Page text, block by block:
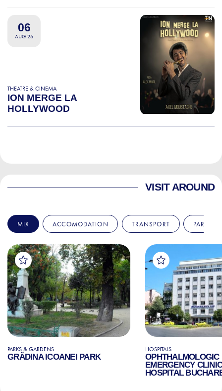
06
AUG 26
THEATRE & CINEMA
ION MERGE LA
HOLLYWOOD
VISIT AROUND
MIX ACCOMODATION TRANSPORT PARKS
PARKS & GARDENS
GRĂDINA ICOANEI PARK
HOSPITALS
OPHTHALMOLOGIC
EMERGENCY
HOSPITAL